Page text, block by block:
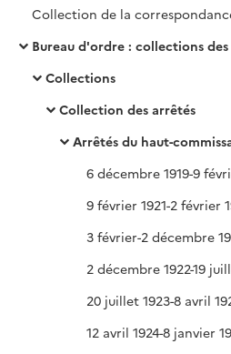
Bureau d'ordre : collections des
Collections
Collection des arrêtés
Arrêtés du haut-
6 décembre 1919-9
9 février 1921-2 février
3 février-2 décembre
2 décembre 1922-19
20 juillet 1923-8 avril
12 avril 1924-8 janvier